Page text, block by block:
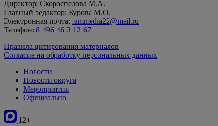
Директор: Скороспелова М.А.
Главный редактор: Бурова М.О.
Электронная почта: rammedia22@mail.ru
Телефон: 8-496-46-3-12-67
Правила цитирования материалов
Согласие на обработку персональных данных
Новости
Новости округа
Мероприятия
Официально
12+